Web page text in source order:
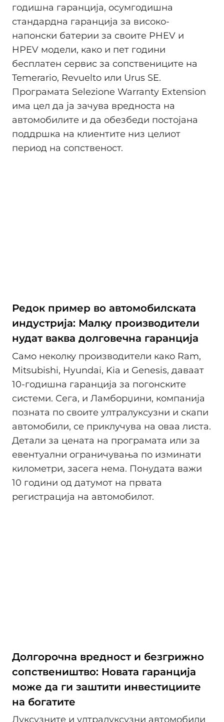
годишна гаранција, осумгодишна
стандардна гаранција за високо-
напонски батерии за своите PHEV и
HPEV модели, како и пет години
бесплатен сервис за сопствениците на
Temerario, Revuelto или Urus SE.
Програмата Selezione Warranty Extension
има цел да ја зачува вредноста на
автомобилите и да обезбеди постојана
поддршка на клиентите низ целиот
период на сопственост.
Редок пример во автомобилската
индустрија: Малку производители
нудат ваква долговечна гаранција
Само неколку производители како Ram,
Mitsubishi, Hyundai, Kia и Genesis, даваат
10-годишна гаранција за погонските
системи. Сега, и Ламборџини, компaнија
позната по своите ултралуксузни и скапи
автомобили, се приклучува на оваа листа.
Детали за цената на програмата или за
евентуални ограничувања по изминати
километри, засега нема. Понудата важи
10 години од датумот на првата
регистрација на автомобилот.
Долгорочна вредност и безгрижно
сопствеништво: Новата гаранција
може да ги заштити инвестициите
на богатите
Луксузните и ултралуксузни автомобили